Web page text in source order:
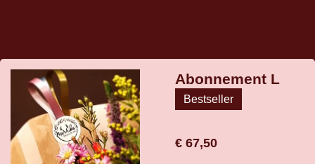
Abonnement L
Bestseller
€ 67,50